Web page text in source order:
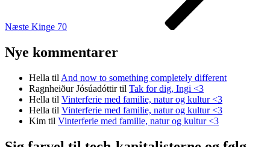
Næste Kinge 70
Nye kommentarer
Hella til And now to something completely different
Ragnheiður Jósúadóttirtil Tak for dig, Ingi <3
Hella til Vinterferie med familie, natur og kultur <3
Hella til Vinterferie med familie, natur og kultur <3
Kim til Vinterferie med familie, natur og kultur <3